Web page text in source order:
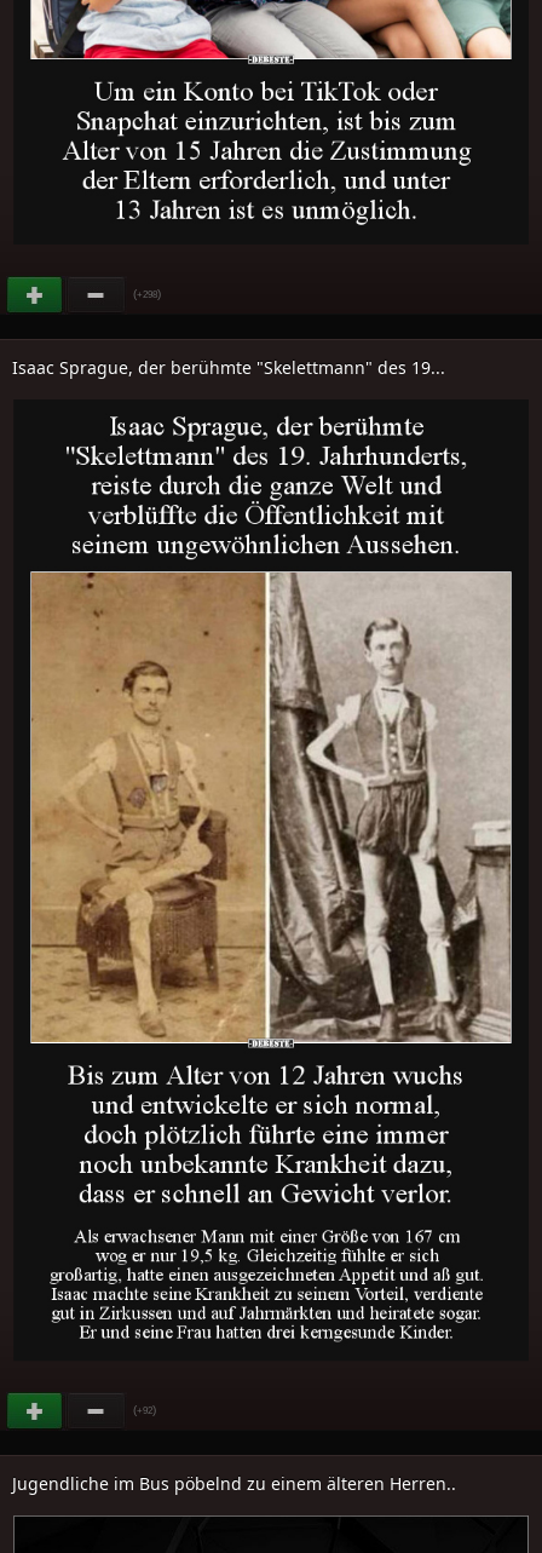
(+298)
Isaac Sprague, der berühmte "Skelettmann" des 19...
(+92)
Jugendliche im Bus pöbelnd zu einem älteren Herren..